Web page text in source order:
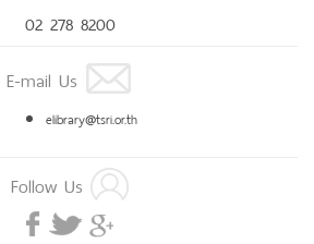
02 278 8200
E-mail Us
elibrary@tsri.or.th
Follow Us